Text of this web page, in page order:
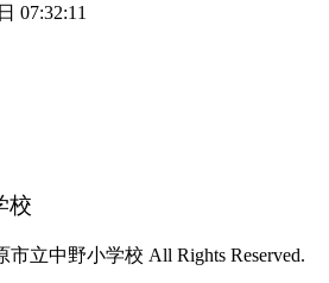
07:32:11
校
市立中野小学校 All Rights Reserved.